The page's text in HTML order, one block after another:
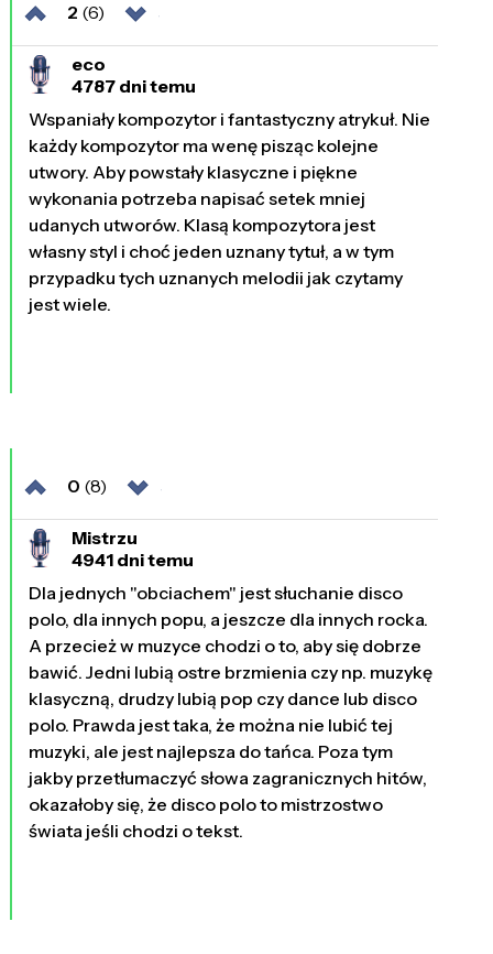
2 (6)
eco
4787 dni temu
Wspaniały kompozytor i fantastyczny atrykuł. Nie
każdy kompozytor ma wenę pisząc kolejne
utwory. Aby powstały klasyczne i piękne
wykonania potrzeba napisać setek mniej
udanych utworów. Klasą kompozytora jest
własny styl i choć jeden uznany tytuł, a w tym
przypadku tych uznanych melodii jak czytamy
jest wiele.
0 (8)
Mistrzu
4941 dni temu
Dla jednych "obciachem" jest słuchanie disco
polo, dla innych popu, a jeszcze dla innych rocka.
A przecież w muzyce chodzi o to, aby się dobrze
bawić. Jedni lubią ostre brzmienia czy np. muzykę
klasyczną, drudzy lubią pop czy dance lub disco
polo. Prawda jest taka, że można nie lubić tej
muzyki, ale jest najlepsza do tańca. Poza tym
jakby przetłumaczyć słowa zagranicznych hitów,
okazałoby się, że disco polo to mistrzostwo
świata jeśli chodzi o tekst.